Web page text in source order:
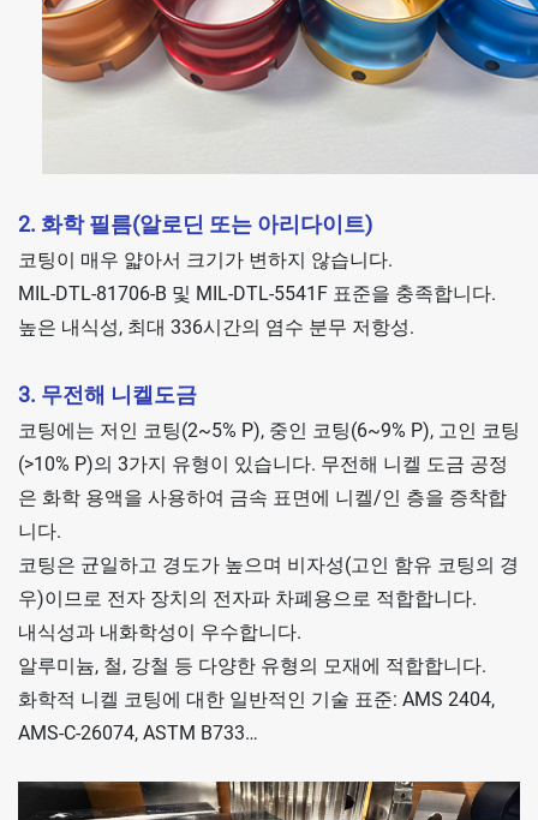
2. 화학 필름(알로딘 또는 아리다이트)
코팅이 매우 얇아서 크기가 변하지 않습니다.
MIL-DTL-81706-B 및 MIL-DTL-5541F 표준을 충족합니다.
높은 내식성, 최대 336시간의 염수 분무 저항성.
3. 무전해 니켈도금
코팅에는 저인 코팅(2~5% P), 중인 코팅(6~9% P), 고인 코팅
(>10% P)의 3가지 유형이 있습니다. 무전해 니켈 도금 공정
은 화학 용액을 사용하여 금속 표면에 니켈/인 층을 증착합
니다.
코팅은 균일하고 경도가 높으며 비자성(고인 함유 코팅의 경
우)이므로 전자 장치의 전자파 차폐용으로 적합합니다.
내식성과 내화학성이 우수합니다.
알루미늄, 철, 강철 등 다양한 유형의 모재에 적합합니다.
화학적 니켈 코팅에 대한 일반적인 기술 표준: AMS 2404,
AMS-C-26074, ASTM B733…